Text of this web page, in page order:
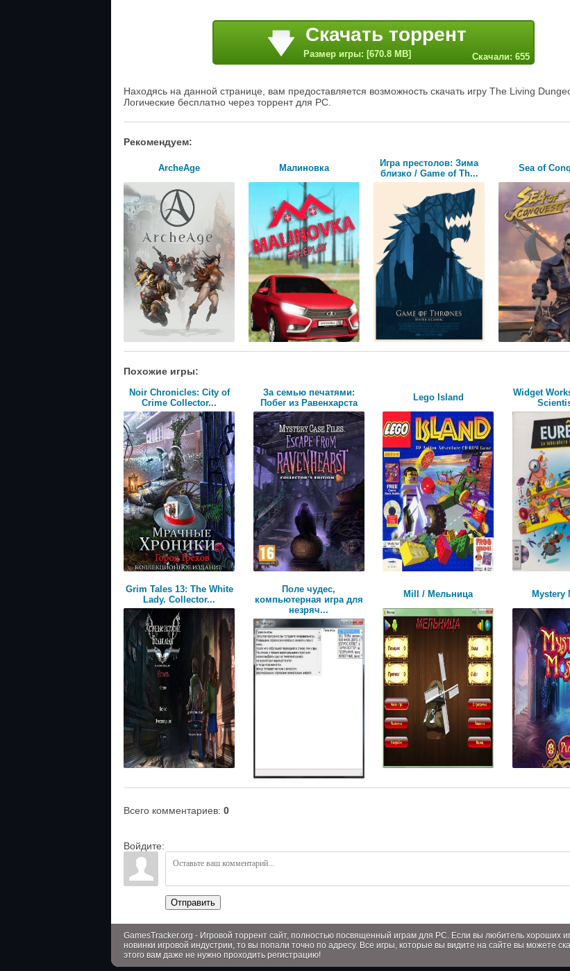
Скачать торрент
Размер игры: [670.8 MB] Скачали: 655
Находясь на данной странице, вам предоставляется возможность скачать игру The Living
Логические бесплатно через торрент для PC.
Рекомендуем:
ArcheAge Малиновка
Игра престолов: Зима
близко / Game of Th...
Sea of
Похожие игры:
Noir Chronicles: City of
Crime Collector...
За семью печатями:
Побег из Равенхарста
Lego Island
Widget
Grim Tales 13: The White
Lady. Collector...
Поле чудес,
компьютерная игра для
незряч...
Mill / Мельница Mystery
Всего комментариев: 0
Войдите:
Отправить
GamesTracker.org - Игровой торрент сайт, полностью посвященный играм для PC. Если вы любитель хороших
новинки игровой индустрии, то вы попали точно по адресу. Все игры, которые вы видите на сайте вы можете
этого вам даже не нужно проходить регистрацию!